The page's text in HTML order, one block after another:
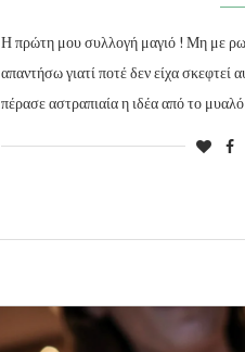
Η πρώτη μου συλλογή μαγιό ! Μη με
απαντήσω γιατί ποτέ δεν είχα σκεφτεί
πέρασε αστραπιαία η ιδέα από το